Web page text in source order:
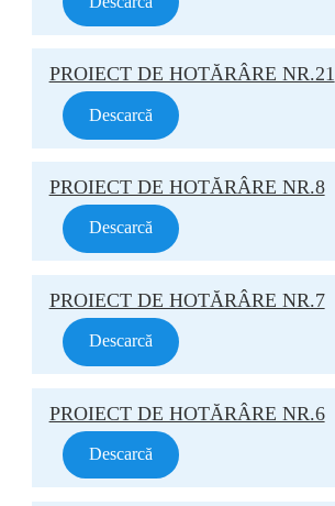
PROIECT DE HOTĂRÂRE NR.21
Descarcă
PROIECT DE HOTĂRÂRE NR.8
Descarcă
PROIECT DE HOTĂRÂRE NR.7
Descarcă
PROIECT DE HOTĂRÂRE NR.6
Descarcă